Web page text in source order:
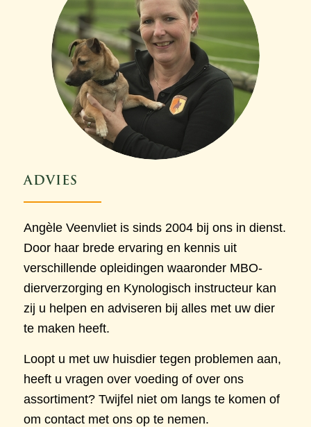
ADVIES
Angèle Veenvliet is sinds 2004 bij ons in dienst.
Door haar brede ervaring en kennis uit
verschillende opleidingen waaronder MBO-
dierverzorging en Kynologisch instructeur kan
zij u helpen en adviseren bij alles met uw dier
te maken heeft.
Loopt u met uw huisdier tegen problemen aan,
heeft u vragen over voeding of over ons
assortiment? Twijfel niet om langs te komen of
om contact met ons op te nemen.